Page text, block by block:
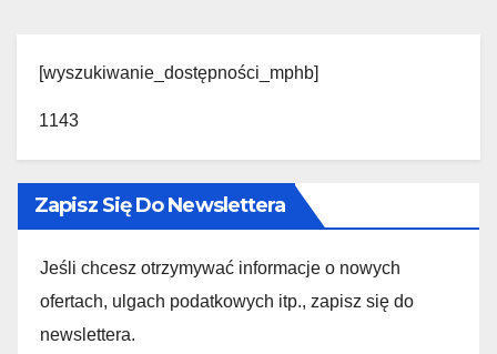
[wyszukiwanie_dostępności_mphb]
1143
Zapisz Się Do Newslettera
Jeśli chcesz otrzymywać informacje o nowych
ofertach, ulgach podatkowych itp., zapisz się do
newslettera.